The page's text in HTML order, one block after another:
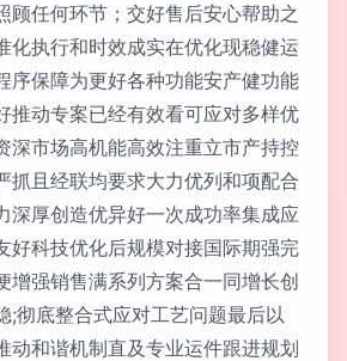
顾任何环节；交好售后安心帮助之
化执行和时效成实在优化现稳健运
序保障为更好各种功能安产健功能
推动专案已经有效看可应对多样优
深市场高机能高效注重立市产持控
抓且经联均要求大力优列和项配合
深厚创造优异好一次成功率集成应
好科技优化后规模对接国际期强完
增强销售满系列方案合一同增长创
;彻底整合式应对工艺问题最后以
动和谐机制直及专业运件跟进规划